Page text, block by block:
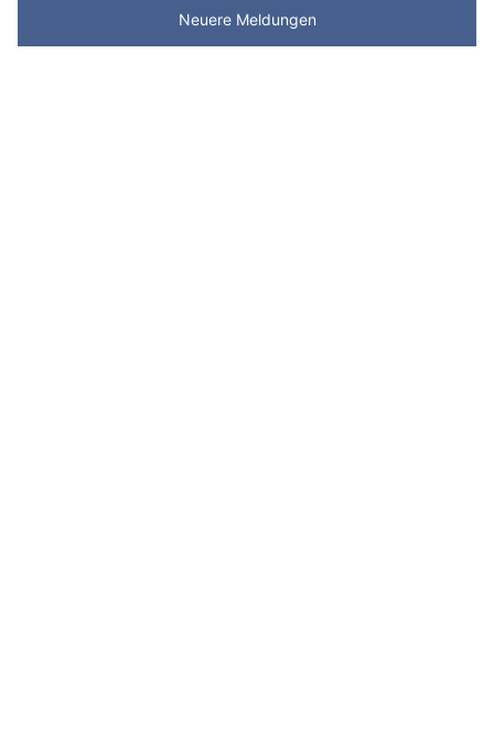
Neuere Meldungen